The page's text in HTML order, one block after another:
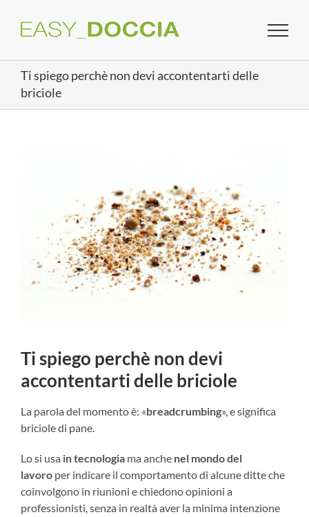
contenuto
Ti spiego perchè non devi accontentarti delle
briciole
Ti spiego perchè non devi
accontentarti delle briciole
La parola del momento è: «breadcrumbing», e significa
briciole di pane.
Lo si usa in tecnologia ma anche nel mondo del
lavoro per indicare il comportamento di alcune ditte che
coinvolgono in riunioni e chiedono opinioni a
professionisti, senza in realtà aver la minima intenzione